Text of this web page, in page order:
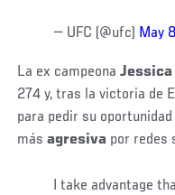
— UFC (@ufc) May
La ex campeona
274 y, tras la victoria de
para pedir su
másagresiva por redes
I take advantage